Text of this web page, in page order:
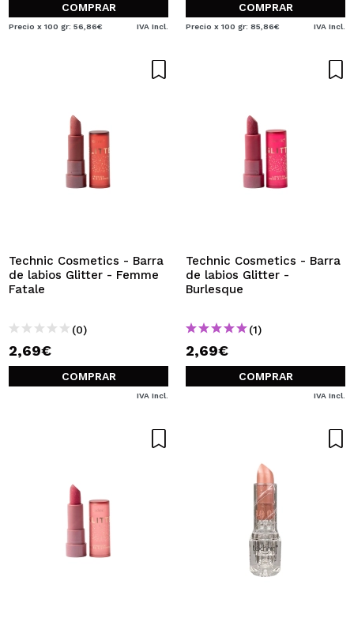
COMPRAR
Precio x 100 gr: 56,86€ IVA Incl.
COMPRAR
Precio x 100 gr: 85,86€ IVA Incl.
Technic Cosmetics - Barra
de labios Glitter - Femme
Fatale
(0)
2,69€
COMPRAR
IVA Incl.
Technic Cosmetics - Barra
de labios Glitter -
Burlesque
(1)
2,69€
COMPRAR
IVA Incl.